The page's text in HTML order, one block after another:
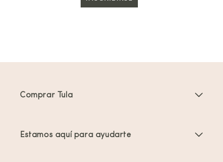
Comprar Tula
Estamos aquí para ayudarte